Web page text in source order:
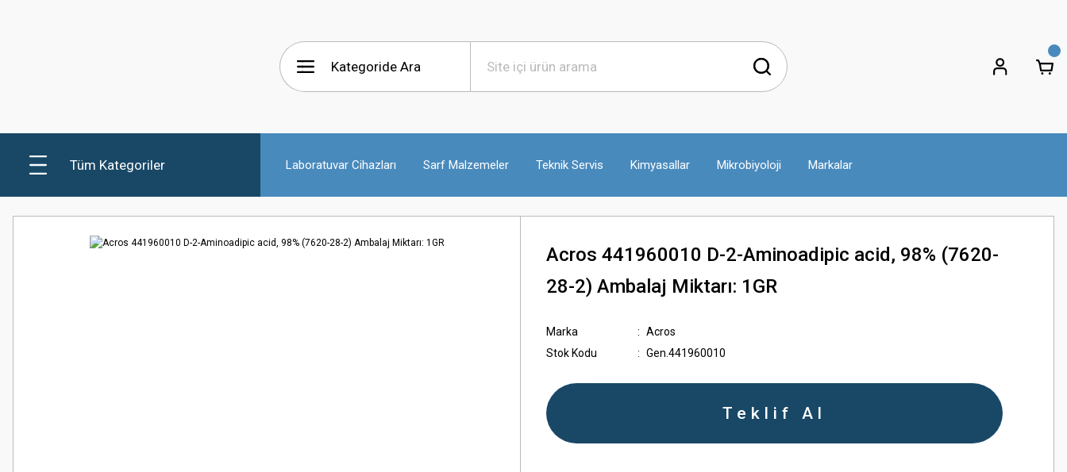
Tüm Kategoriler Laboratuvar Cihazları Sarf Malzemeler Teknik Servis Kimyasallar Mikrobiyoloji Markalar
Acros 441960010 D-2-Aminoadipic acid, 98% (7620-
28-2) Ambalaj Miktarı: 1GR
Marka
Acros
Stok Kodu
Gen.441960010
Teklif Al